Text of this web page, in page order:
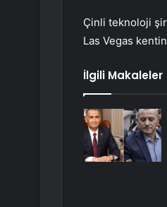
Çinli teknoloji
Las Vegas
İlgili Makaleler